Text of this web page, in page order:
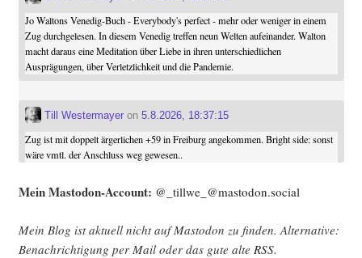
Jo Waltons Venedig-Buch - Everybody's perfect - mehr oder weniger in einem
Zug durchgelesen. In diesem Venedig treffen neun Welten aufeinander. Walton
macht daraus eine Meditation über Liebe in ihren unterschiedlichen
Ausprägungen, über Verletzlichkeit und die Pandemie.
Till Westermayeron 5.8.2026, 18:37:15
Zug ist mit doppelt ärgerlichen +59 in Freiburg angekommen. Bright side: sonst
wäre vmtl. der Anschluss weg gewesen..
Mein Mast­o­don-Account: @_tillwe_@mastodon.social
Mein Blog ist aktu­ell nicht auf Mast­o­don zu fin­den. Alter­na­ti­ve:
Benach­rich­ti­gung per Mail oder das gute alte RSS.